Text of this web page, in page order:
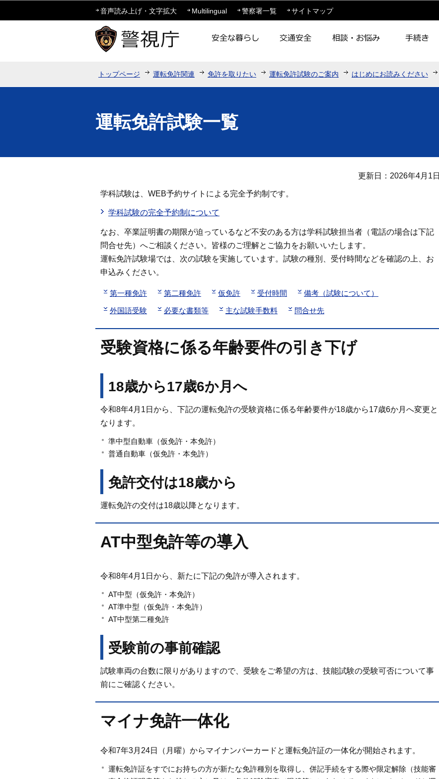
このページの本文へ移動
音声読み上げ・文字拡大 Multilingual 警察署一覧 サイトマップ
トップページ 運転免許関連 免許を取りたい 運転免許試験のご案内 はじめにお読みください
運転免許試験一覧
更新日：2026年4月1日
学科試験は、WEB予約サイトによる完全予約制です。
学科試験の完全予約制について
なお、卒業証明書の期限が迫っているなど不安のある方は学科試験担当者（電話の場合は下記
問合せ先）へご相談ください。皆様のご理解とご協力をお願いいたします。
運転免許試験場では、次の試験を実施しています。試験の種別、受付時間などを確認の上、お
申込みください。
第一種免許 第二種免許 仮免許 受付時間 備考（試験について）
外国語受験 必要な書類等 主な試験手数料 問合せ先
受験資格に係る年齢要件の引き下げ
18歳から17歳6か月へ
令和8年4月1日から、下記の運転免許の受験資格に係る年齢要件が18歳から17歳6か月へ変更と
なります。
準中型自動車（仮免許・本免許）
普通自動車（仮免許・本免許）
免許交付は18歳から
運転免許の交付は18歳以降となります。
AT中型免許等の導入
令和8年4月1日から、新たに下記の免許が導入されます。
AT中型（仮免許・本免許）
AT準中型（仮免許・本免許）
AT中型第二種免許
受験前の事前確認
試験車両の台数に限りがありますので、受験をご希望の方は、技能試験の受験可否について事
前にご確認ください。
マイナ免許一体化
令和7年3月24日（月曜）からマイナンバーカードと運転免許証の一体化が開始されます。
運転免許証をすでにお持ちの方が新たな免許種別を取得し、併記手続をする際や限定解除（技能審